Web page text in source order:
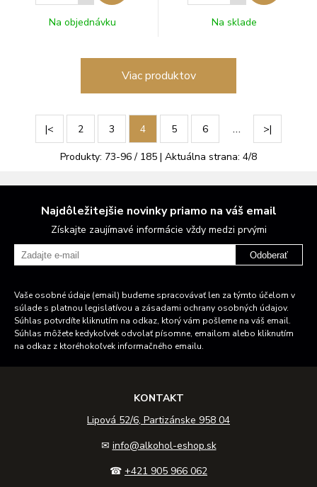
Na objednávku Na sklade
Viac produktov
|< 2 3 4 5 6 … >|
Produkty: 73-96/ 185 | Aktuálna strana: 4/8
Najdôležitejšie novinky priamo na váš email
Získajte zaujímavé informácie vždy medzi prvými
Odoberať
Vaše osobné údaje (email) budeme spracovávať len za týmto účelom v
súlade s platnou legislatívou a zásadami ochrany osobných údajov.
Súhlas potvrdíte kliknutím na odkaz, ktorý vám pošleme na váš email.
Súhlas môžete kedykoľvek odvolať písomne, emailom alebo kliknutím
na odkaz z ktoréhokoľvek informačného emailu.
KONTAKT
Lipová 52/6, Partizánske 958 04
✉ info@alkohol-eshop.sk
☎ +421 905 966 062